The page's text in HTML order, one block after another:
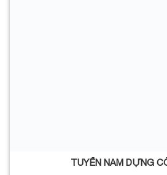
TUYỂN NAM DỰNG